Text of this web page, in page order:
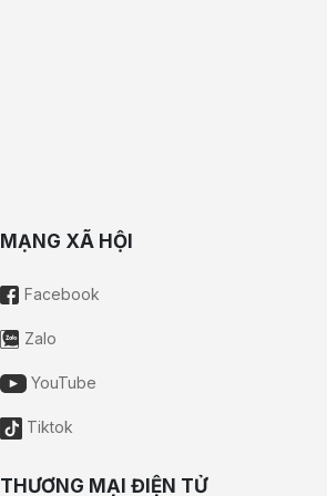
MẠNG XÃ HỘI
Facebook
Zalo
YouTube
Tiktok
THƯƠNG MẠI ĐIỆN TỬ